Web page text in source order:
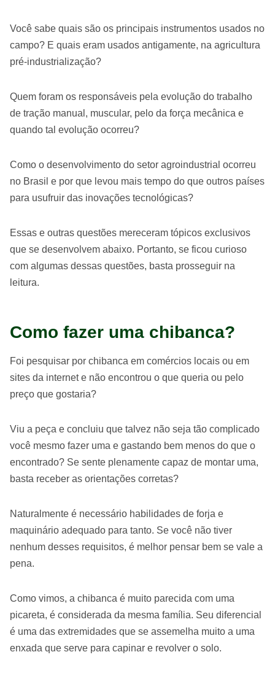
Você sabe quais são os principais instrumentos usados no
campo? E quais eram usados antigamente, na agricultura
pré-industrialização?
Quem foram os responsáveis pela evolução do trabalho
de tração manual, muscular, pelo da força mecânica e
quando tal evolução ocorreu?
Como o desenvolvimento do setor agroindustrial ocorreu
no Brasil e por que levou mais tempo do que outros países
para usufruir das inovações tecnológicas?
Essas e outras questões mereceram tópicos exclusivos
que se desenvolvem abaixo. Portanto, se ficou curioso
com algumas dessas questões, basta prosseguir na
leitura.
Como fazer uma chibanca?
Foi pesquisar por chibanca em comércios locais ou em
sites da internet e não encontrou o que queria ou pelo
preço que gostaria?
Viu a peça e concluiu que talvez não seja tão complicado
você mesmo fazer uma e gastando bem menos do que o
encontrado? Se sente plenamente capaz de montar uma,
basta receber as orientações corretas?
Naturalmente é necessário habilidades de forja e
maquinário adequado para tanto. Se você não tiver
nenhum desses requisitos, é melhor pensar bem se vale a
pena.
Como vimos, a chibanca é muito parecida com uma
picareta, é considerada da mesma família. Seu diferencial
é uma das extremidades que se assemelha muito a uma
enxada que serve para capinar e revolver o solo.